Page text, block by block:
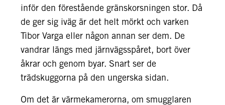
inför den förestående gränskorsningen stor. Då
de ger sig iväg är det helt mörkt och varken
Tibor Varga eller någon annan ser dem. De
vandrar längs med järnvägsspåret, bort över
åkrar och genom byar. Snart ser de
trädskuggorna på den ungerska sidan.
Om det är värmekamerorna, om smugglaren